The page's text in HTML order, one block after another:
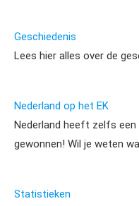
Geschiedenis
Lees hier alles over de
Nederland op het EK
Nederland heeft zelfs een
gewonnen! Wil je weten
Statistieken